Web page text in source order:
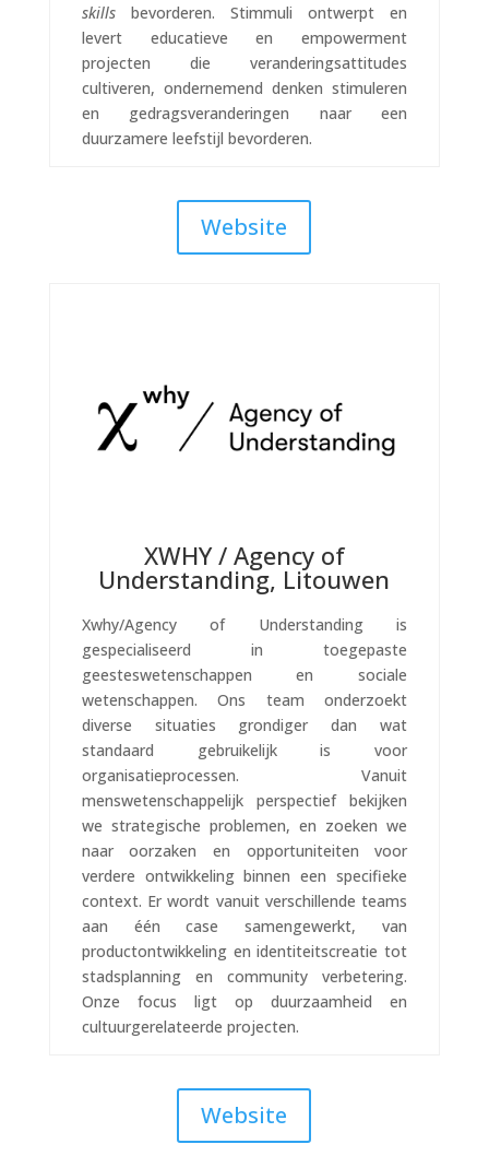
skillsbevorderen. Stimmuli ontwerpt en
levert educatieve en empowerment
projecten die veranderingsattitudes
cultiveren, ondernemend denken stimuleren
en gedragsveranderingen naar een
duurzamere leefstijl bevorderen.
Website
XWHY / Agency of
Understanding, Litouwen
Xwhy/Agency of Understanding is
gespecialiseerd in toegepaste
geesteswetenschappen en sociale
wetenschappen. Ons team onderzoekt
diverse situaties grondiger dan wat
standaard gebruikelijk is voor
organisatieprocessen. Vanuit
menswetenschappelijk perspectief bekijken
we strategische problemen, en zoeken we
naar oorzaken en opportuniteiten voor
verdere ontwikkeling binnen een specifieke
context. Er wordt vanuit verschillende teams
aan één case samengewerkt, van
productontwikkeling en identiteitscreatie tot
stadsplanning en community verbetering.
Onze focus ligt op duurzaamheid en
cultuurgerelateerde projecten.
Website